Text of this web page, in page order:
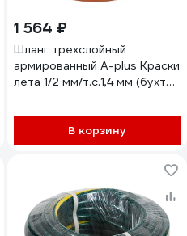
1 564 ₽
Шланг трехслойный
армированный A-plus Краски
лета 1/2 мм/т.с.1,4 мм (бухта
В корзину